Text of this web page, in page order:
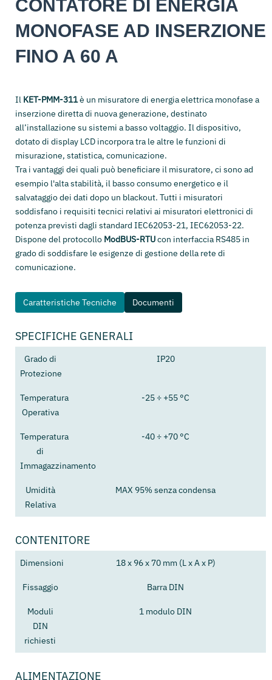
CONTATORE DI ENERGIA
MONOFASE AD INSERZIONE
FINO A 60 A
Il KET-PMM-311è un misuratore di energia elettrica monofase a
inserzione diretta di nuova generazione, destinato
all’installazione su sistemi a basso voltaggio. Il dispositivo,
dotato di display LCD incorpora tra le altre le funzioni di
misurazione, statistica, comunicazione.
Tra i vantaggi dei quali può beneficiare il misuratore, ci sono ad
esempio l'alta stabilità, il basso consumo energetico e il
salvataggio dei dati dopo un blackout. Tutti i misuratori
soddisfano i requisiti tecnici relativi ai misuratori elettronici di
potenza previsti dagli standard IEC62053-21, IEC62053-22.
Dispone del protocollo ModBUS-RTUcon interfaccia RS485 in
grado di soddisfare le esigenze di gestione della rete di
comunicazione.
Caratteristiche Tecniche Documenti
SPECIFICHE GENERALI
Grado di
Protezione
IP20
Temperatura
Operativa
-25 ÷ +55 °C
Temperatura
di
Immagazzinamento
-40 ÷ +70 °C
Umidità
Relativa
MAX 95% senza condensa
CONTENITORE
Dimensioni 18 x 96 x 70 mm (L x A x P)
Fissaggio Barra DIN
Moduli
DIN
richiesti
1 modulo DIN
ALIMENTAZIONE